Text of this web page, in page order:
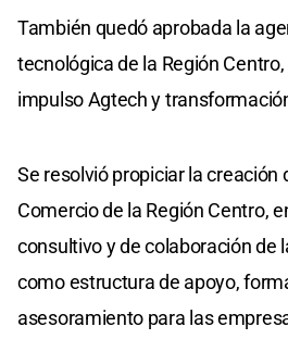
También quedó aprobada la
tecnológica de la Región Centro,
impulso Agtech y
Se resolvió propiciar la creación
Comercio de la Región Centro,
consultivo y de colaboración de
como estructura de apoyo,
asesoramiento para las